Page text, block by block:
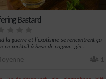
Bastard
la guerre et l'exotisme se rencontrent ça
ce cocktail à base de cognac, gin...
1